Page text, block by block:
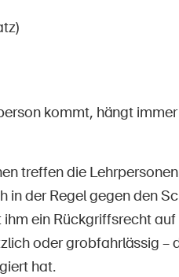
kommt, hängt
treffen die
der Regel gegen den
ein Rückgriffsrecht auf
oder grobfahrlässig –
hat.